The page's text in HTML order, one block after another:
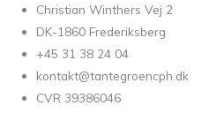
Christian Winthers Vej 2
DK-1860 Frederiksberg
+45 31 38 24 04
kontakt@tantegroencph.dk
CVR 39386046